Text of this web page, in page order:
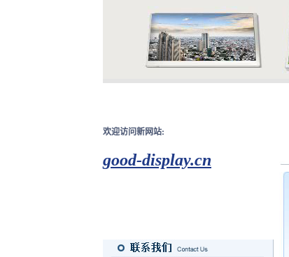
欢迎访问新网站:
good-display.cn